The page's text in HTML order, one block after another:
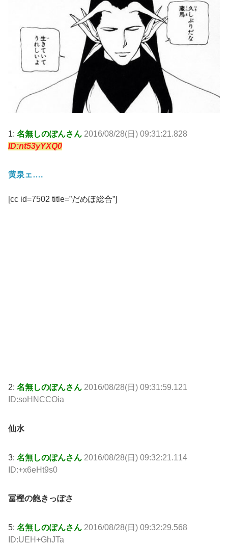
1: 名無しのぽんさん 2016/08/28(日) 09:31:21.828
ID:nt53yYXQ0
黄泉ェ….
[cc id=7502 title=”だめぽ総合”]
2: 名無しのぽんさん 2016/08/28(日) 09:31:59.121
ID:soHNCCOia
仙水
3: 名無しのぽんさん 2016/08/28(日) 09:32:21.114
ID:+x6eHt9s0
冨樫の飽きっぽさ
5: 名無しのぽんさん 2016/08/28(日) 09:32:29.568
ID:UEH+GhJTa